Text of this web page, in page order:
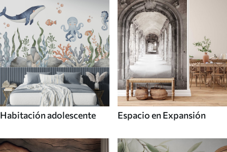
Habitación adolescente Espacio en Expansión